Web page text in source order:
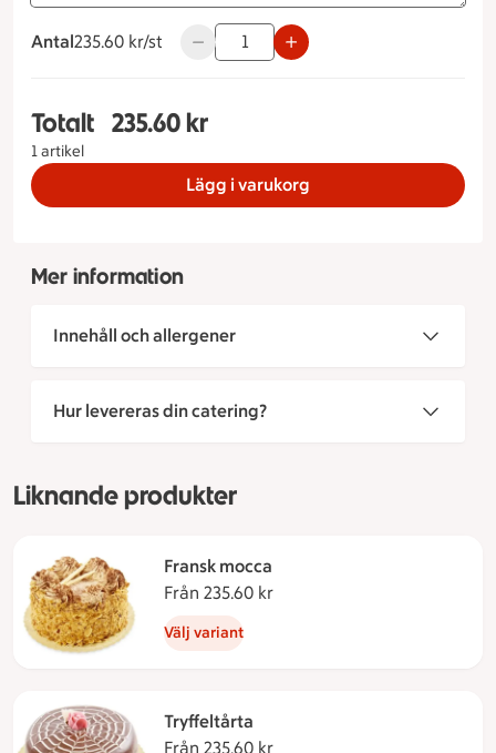
Antal
235.60 kronor styck
235.60 kr/st Använd knapparna för att minska
Totalt
1 artikel
Totalt 1 stycken Blåbärformage Storlek på tårta
235.60 kr
Lägg i varukorg
Mer information
Innehåll och allergener
Hur levereras din catering?
Liknande produkter
Fransk mocca
Från 235.60 kr
Välj variant
Tryffeltårta
Från 235.60 kr